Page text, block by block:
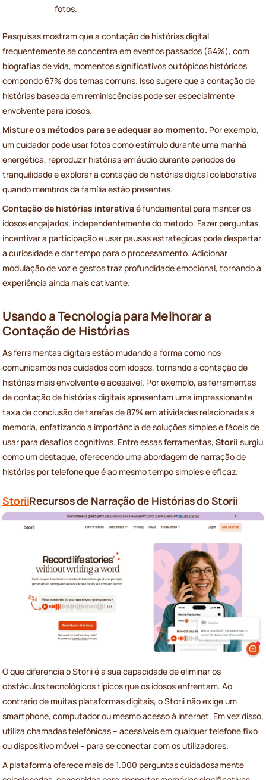
fotos.
Pesquisas mostram que a contação de histórias digital
frequentemente se concentra em eventos passados (64%), com
biografias de vida, momentos significativos ou tópicos históricos
compondo 67% dos temas comuns. Isso sugere que a contação de
histórias baseada em reminiscências pode ser especialmente
envolvente para idosos.
Misture os métodos para se adequar ao momento. Por exemplo,
um cuidador pode usar fotos como estímulo durante uma manhã
energética, reproduzir histórias em áudio durante períodos de
tranquilidade e explorar a contação de histórias digital colaborativa
quando membros da família estão presentes.
Contação de histórias interativaé fundamental para manter os
idosos engajados, independentemente do método. Fazer perguntas,
incentivar a participação e usar pausas estratégicas pode despertar
a curiosidade e dar tempo para o processamento. Adicionar
modulação de voz e gestos traz profundidade emocional, tornando a
experiência ainda mais cativante.
Usando a Tecnologia para Melhorar a
Contação de Histórias
As ferramentas digitais estão mudando a forma como nos
comunicamos nos cuidados com idosos, tornando a contação de
histórias mais envolvente e acessível. Por exemplo, as ferramentas
de contação de histórias digitais apresentam uma impressionante
taxa de conclusão de tarefas de 87% em atividades relacionadas à
memória, enfatizando a importância de soluções simples e fáceis de
usar para desafios cognitivos. Entre essas ferramentas, Storii surgiu
como um destaque, oferecendo uma abordagem de narração de
histórias por telefone que é ao mesmo tempo simples e eficaz.
StoriiRecursos de Narração de Histórias do Storii
O que diferencia o Storii é a sua capacidade de eliminar os
obstáculos tecnológicos típicos que os idosos enfrentam. Ao
contrário de muitas plataformas digitais, o Storii não exige um
smartphone, computador ou mesmo acesso à internet. Em vez disso,
utiliza chamadas telefónicas – acessíveis em qualquer telefone fixo
ou dispositivo móvel – para se conectar com os utilizadores.
A plataforma oferece mais de 1.000 perguntas cuidadosamente